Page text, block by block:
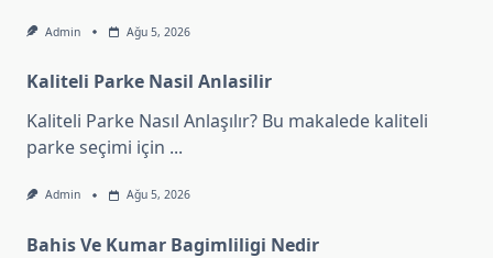
Admin Ağu 5, 2026
Kaliteli Parke Nasil Anlasilir
Kaliteli Parke Nasıl Anlaşılır? Bu makalede kaliteli
parke seçimi için ...
Admin Ağu 5, 2026
Bahis Ve Kumar Bagimliligi Nedir